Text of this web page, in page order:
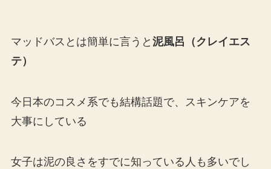
マッドバスとは簡単に言うと 泥風呂（クレイエス
テ）
今日本のコスメ系でも結構話題で、スキンケアを
大事にしている
女子は泥の良さをすでに知っている人も多いでし